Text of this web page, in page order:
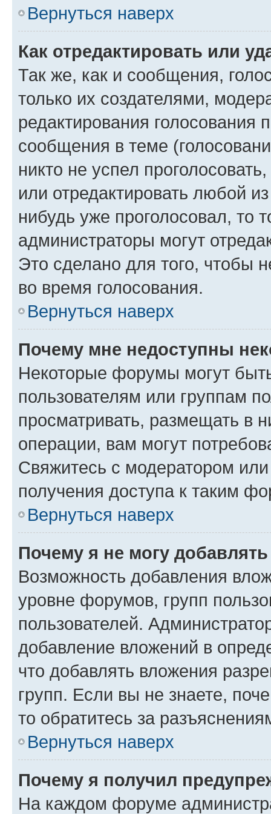
Вернуться наверх
Как отредактировать или
Так же, как и сообщения,
только их создателями,
редактирования голосования
сообщения в теме
никто не успел
или отредактировать любой
нибудь уже проголосовал, то
администраторы могут
Это сделано для того, чтобы
во время голосования.
Вернуться наверх
Почему мне недоступны
Некоторые форумы могут
пользователям или группам
просматривать, размещать в
операции, вам могут
Свяжитесь с модератором
получения доступа к таким
Вернуться наверх
Почему я не могу
Возможность добавления
уровне форумов, групп
пользователей.
добавление вложений в
что добавлять вложения
групп. Если вы не знаете,
то обратитесь за
Вернуться наверх
Почему я получил
На каждом форуме